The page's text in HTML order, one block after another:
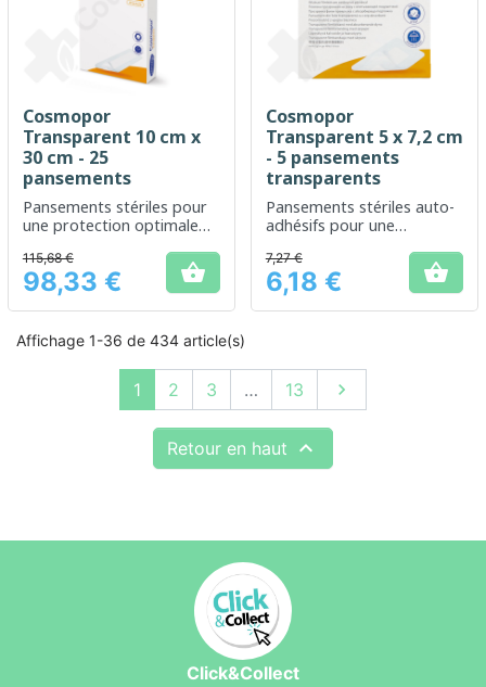
Cosmopor
Transparent 10 cm x
30 cm - 25
pansements
Pansements stériles pour
une protection optimale
grandes.
Prix
115,68 €
98,33 € 
Cosmopor
Transparent 5 x 7,2 cm
- 5 pansements
transparents
Pansements stériles auto-
adhésifs pour une
petites plaies
Prix
7,27 €
6,18 € 
Affichage 1-36 de 434 article(s)
1 2 3 … 13 Suivant

Retour en haut 
Click&Collect